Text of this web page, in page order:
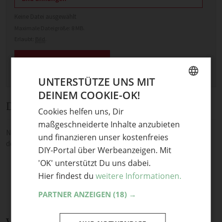
Diskussion
Noch keine Kommentare — sei die Erste oder der Erste und teile
deine Meinung.
UNTERSTÜTZE UNS MIT
DEINEM COOKIE-OK!
Cookies helfen uns, Dir
maßgeschneiderte Inhalte anzubieten
und finanzieren unser kostenfreies
DIY-Portal über Werbeanzeigen. Mit
'OK' unterstützt Du uns dabei.
Hier findest du weitere Informationen.
PARTNER ANZEIGEN (18) →